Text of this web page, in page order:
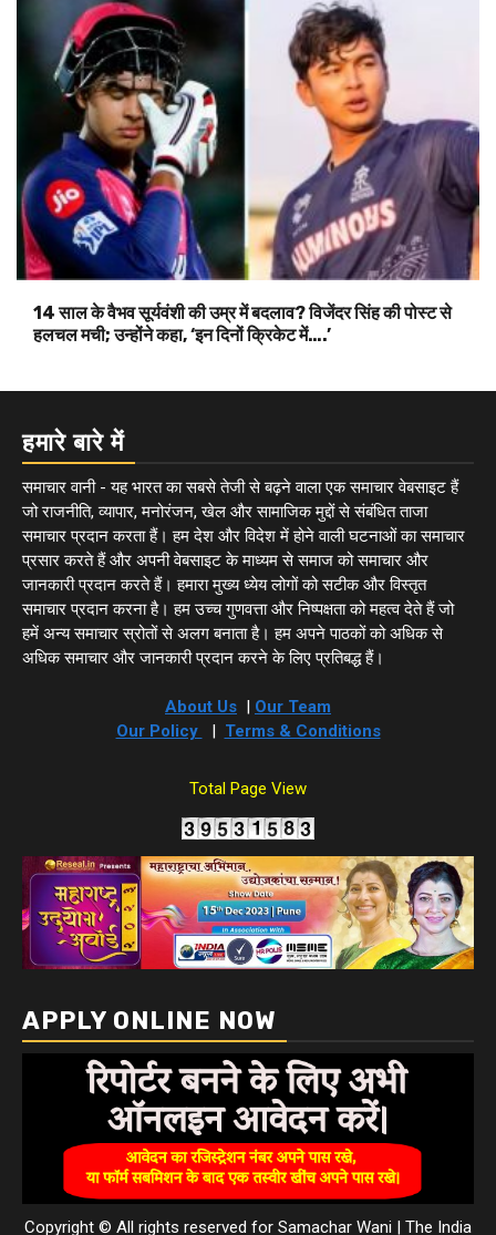
14 साल के वैभव सूर्यवंशी की उम्र में बदलाव? विजेंदर सिंह की पोस्ट से
हलचल मची; उन्होंने कहा, ‘इन दिनों क्रिकेट में….’
हमारे बारे में
समाचार वानी - यह भारत का सबसे तेजी से बढ़ने वाला एक समाचार वेबसाइट हैं
जो राजनीति, व्यापार, मनोरंजन, खेल और सामाजिक मुद्दों से संबंधित ताजा
समाचार प्रदान करता हैं। हम देश और विदेश में होने वाली घटनाओं का समाचार
प्रसार करते हैं और अपनी वेबसाइट के माध्यम से समाज को समाचार और
जानकारी प्रदान करते हैं। हमारा मुख्य ध्येय लोगों को सटीक और विस्तृत
समाचार प्रदान करना है। हम उच्च गुणवत्ता और निष्पक्षता को महत्व देते हैं जो
हमें अन्य समाचार स्रोतों से अलग बनाता है। हम अपने पाठकों को अधिक से
अधिक समाचार और जानकारी प्रदान करने के लिए प्रतिबद्ध हैं।
About Us | Our Team
Our Policy
| Terms & Conditions
Total Page View
APPLY ONLINE NOW
Copyright © All rights reserved for Samachar Wani | The India